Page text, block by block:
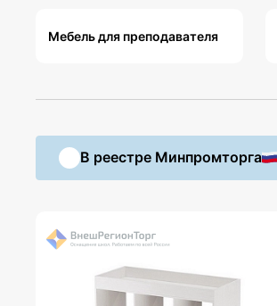
Мебель для преподавателя
В реестре Минпромторга